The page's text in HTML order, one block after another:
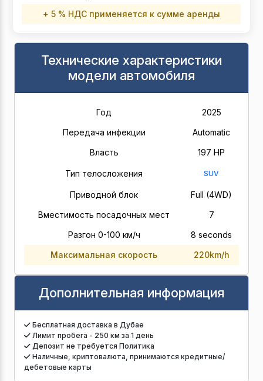
+ 5 % НДС применяется к сумме аренды
Технические характеристики
модели автомобиля
Год
2025
Передача инфекции
Automatic
Власть
197 HP
Тип телосложения SUV
Приводной блок
Full (4WD)
Вместимость посадочных мест
7
Разгон 0-100 км/ч
8 seconds
Максимальная скорость
220km/h
Дополнительная информация
Бесплатная доставка в Дубае
Лимит пробега - 250 км за 1 день
Депозит не требуется Политика
Наличные, криптовалюта, принимаются кредитные/
дебетовые карты